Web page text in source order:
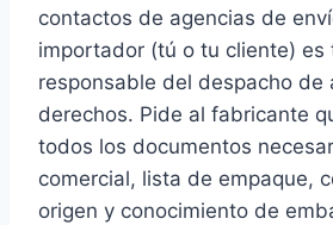
contactos de agencias de
importador (tú o tu cliente) es
responsable del despacho de
derechos. Pide al fabricante
todos los documentos
comercial, lista de empaque,
origen y conocimiento de